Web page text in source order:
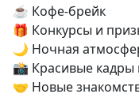
☕ Кофе-брейк
🎁 Конкурсы и
🌙 Ночная
📸 Красивые кадры
🤝 Новые